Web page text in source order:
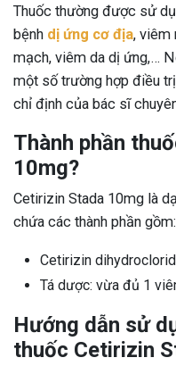
Thuốc thường được sử
bệnh dị ứng cơ địa, viêm
mạch, viêm da dị ứng,…
một số trường hợp điều
chỉ định của bác sĩ
Thành phần
10mg?
Cetirizin Stada 10mg là
chứa các thành phần gồm:
Cetirizin
Tá dược: vừa đủ 1
Hướng dẫn sử
thuốc Cetirizin